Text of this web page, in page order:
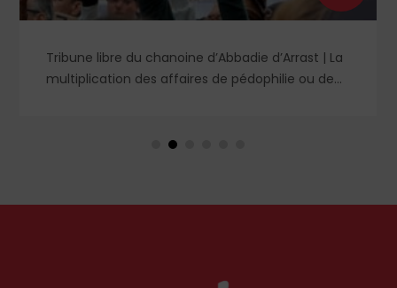
Tribune libre du chanoine d’Abbadie d’Arrast | La
multiplication des affaires de pédophilie ou de
mais qu’il aura fallu le courage de notre époque
l’ordre et de l’autorité judiciaire pour fustiger